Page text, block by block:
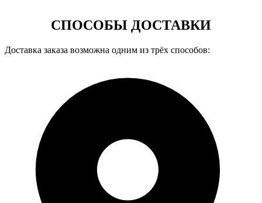
СПОСОБЫ ДОСТАВКИ
Доставка заказа возможна одним из трёх способов: